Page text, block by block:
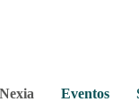
Eventos